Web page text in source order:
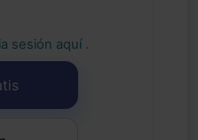
sesión aquí .